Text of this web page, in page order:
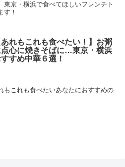
東京・横浜で食べてほしいフレンチト
す！
あれもこれも食べたい！】お粥
点心に焼きそばに…東京・横浜
すめ中華６選！
これも食べたいあなたにおすすめの